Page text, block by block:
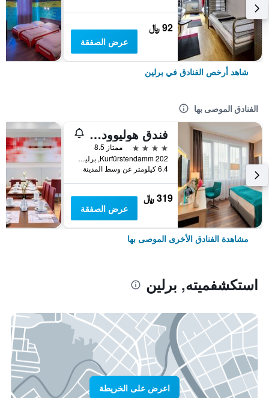
92 ﷼
عرض الصفقة
شاهد أرخص الفنادق في برلين
الفنادق الموصى بها
فندق هوليوود ميديا أم كورفورستيندام
4 نجوم
ممتاز 8.5
Kurfürstendamm 202, برلين, ألمانيا
6.4 كيلومتر عن وسط المدينة
319 ﷼
عرض الصفقة
مشاهدة الفنادق الأخرى الموصى بها
استكشفميته, برلين
اعرض على الخريطة